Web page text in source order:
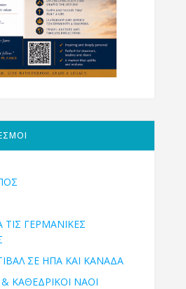
ΤΙΣ ΓΕΡΜΑΝΙΚΕΣ
ΣΕ ΗΠΑ ΚΑΙ ΚΑΝΑΔΑ
ΚΑΘΕΔΡΙΚΟΊ ΝΑΟΊ